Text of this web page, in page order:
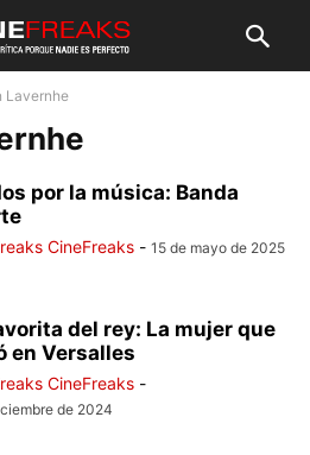
Lavernhe
por la música: Banda
CineFreaks - 15 de mayo de 2025
del rey: La mujer que
en Versalles
CineFreaks -
de 2024